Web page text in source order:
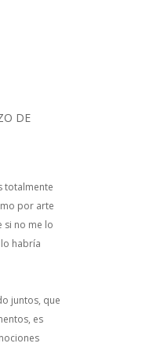
DE
totalmente
por arte
si no me lo
habría
juntos, que
es